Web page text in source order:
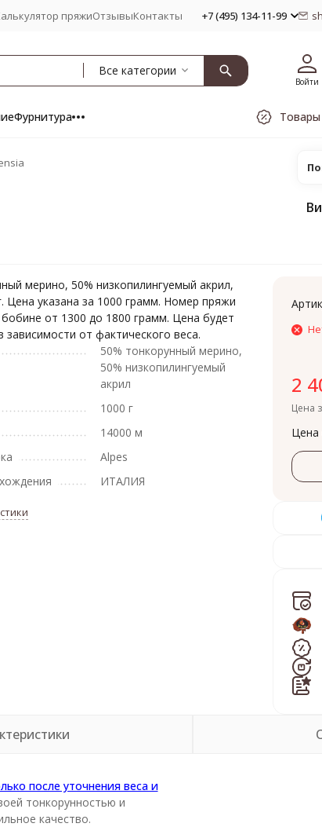
пряжиОтзывыКонтакты +7 (495) 134-11-99
Все категории
Войти
Фурнитура
мерино, 50% низкопилингуемый акрил,
Цена указана за 1000 грамм. Номер пряжи
от 1300 до 1800 грамм. Цена будет
зависимости от фактического веса.
50% тонкорунный мерино,
50% низкопилингуемый
акрил
1000 г
14000 м
Alpes
ИТАЛИЯ
2
Цена
Цена
после уточнения веса и
тонкорунностью и
качество.